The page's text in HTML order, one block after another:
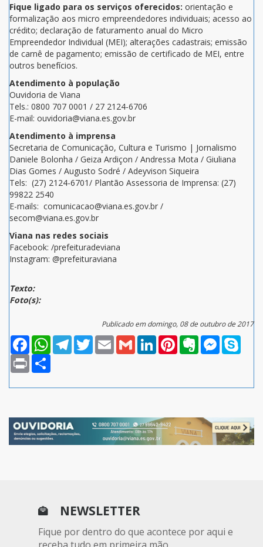
Fique ligado para os serviços oferecidos: orientação e
formalização aos micro empreendedores individuais; acesso ao
crédito; declaração de faturamento anual do Micro
Empreendedor Individual (MEI); alterações cadastrais; emissão
de carnê de pagamento; emissão de certificado de MEI, entre
outros benefícios.
Atendimento à população
Ouvidoria de Viana
Tels.: 0800 707 0001 / 27 2124-6706
E-mail: ouvidoria@viana.es.gov.br
Atendimento à imprensa
Secretaria de Comunicação, Cultura e Turismo | Jornalismo
Daniele Bolonha / Geiza Ardiçon / Andressa Mota / Giuliana
Dias Gomes / Augusto Sodré / Adeyvison Siqueira
Tels: (27) 2124-6701/ Plantão Assessoria de Imprensa: (27)
99822 2540
E-mails: comunicacao@viana.es.gov.br /
secom@viana.es.gov.br
Viana nas redes sociais
Facebook: /prefeituradeviana
Instagram: @prefeituraviana
Texto:
Foto(s):
Publicado em domingo, 08 de outubro de 2017
FacebookWhatsAppTelegramTwitterEmail Gmail LinkedInPinterestEvernoteMessenger
Print
NEWSLETTER
Fique por dentro do que acontece por aqui e